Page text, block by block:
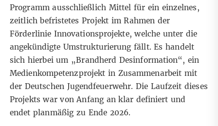
Programm ausschließlich Mittel für ein einzelnes,
zeitlich befristetes Projekt im Rahmen der
Förderlinie Innovationsprojekte, welche unter die
angekündigte Umstrukturierung fällt. Es handelt
sich hierbei um „Brandherd Desinformation“, ein
Medienkompetenzprojekt in Zusammenarbeit mit
der Deutschen Jugendfeuerwehr. Die Laufzeit dieses
Projekts war von Anfang an klar definiert und
endet planmäßig zu Ende 2026.